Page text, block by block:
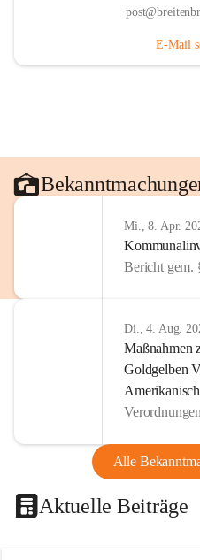
E-Mail
Mi., 8. Apr.
Bericht gem.
Di., 4. Aug.
Maßnahmen
Goldgelben
Verordnungen
Alle
Aktuelle Beiträge